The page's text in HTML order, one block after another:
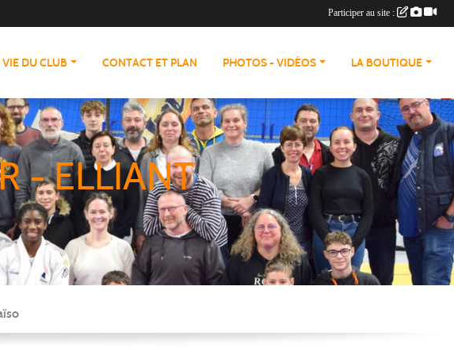
VIE DU CLUB CONTACT ET PLAN PHOTOS - VIDÉOS LA BOUTIQUE
- ELLIANT
Participer au site :